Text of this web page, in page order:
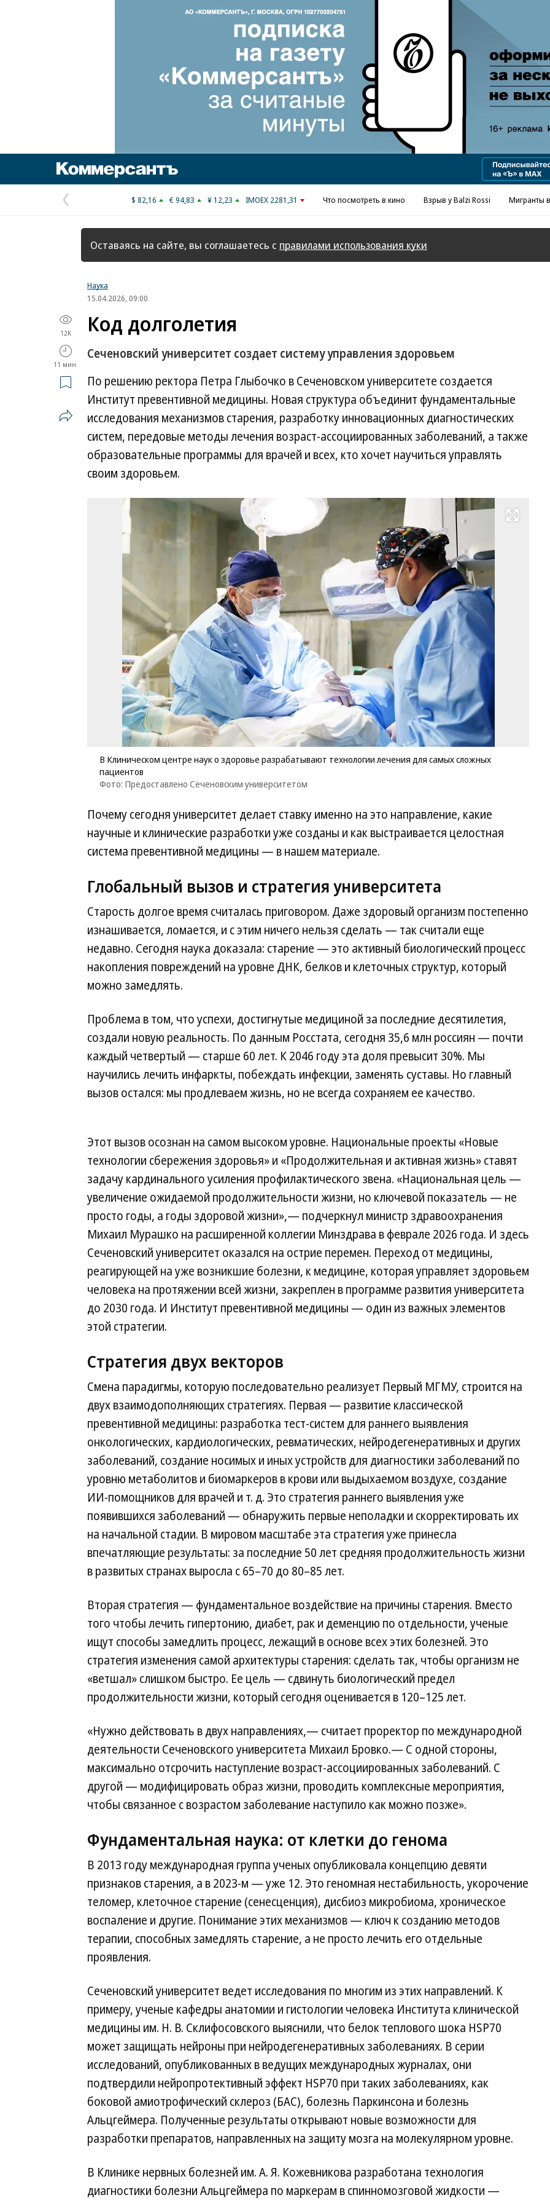
Реклама в «Ъ» www.kommersant.ru/ad
Предыдущая
страница
$ 82,16 € 94,83 ¥ 12,23 IMOEX 2281,31 Что посмотреть в кино Взрыв у Balzi Rossi Мигранты
Оставаясь на сайте, вы соглашаетесь с правилами использования куки
Наука
15.04.2026, 09:00
12K
11 мин.
Код долголетия
Сеченовский университет создает систему управления здоровьем
По решению ректора Петра Глыбочко в Сеченовском университете создается
Институт превентивной медицины. Новая структура объединит фундаментальные
исследования механизмов старения, разработку инновационных диагностических
систем, передовые методы лечения возраст-ассоциированных заболеваний, а также
образовательные программы для врачей и всех, кто хочет научиться управлять
своим здоровьем.
Развернуть на весь экран
В Клиническом центре наук о здоровье разрабатывают технологии лечения для самых сложных
пациентов
Фото: Предоставлено Сеченовским университетом
Почему сегодня университет делает ставку именно на это направление, какие
научные и клинические разработки уже созданы и как выстраивается целостная
система превентивной медицины — в нашем материале.
Глобальный вызов и стратегия университета
Старость долгое время считалась приговором. Даже здоровый организм постепенно
изнашивается, ломается, и с этим ничего нельзя сделать — так считали еще
недавно. Сегодня наука доказала: старение — это активный биологический процесс
накопления повреждений на уровне ДНК, белков и клеточных структур, который
можно замедлять.
Проблема в том, что успехи, достигнутые медициной за последние десятилетия,
создали новую реальность. По данным Росстата, сегодня 35,6 млн россиян — почти
каждый четвертый — старше 60 лет. К 2046 году эта доля превысит 30%. Мы
научились лечить инфаркты, побеждать инфекции, заменять суставы. Но главный
вызов остался: мы продлеваем жизнь, но не всегда сохраняем ее качество.
Этот вызов осознан на самом высоком уровне. Национальные проекты «Новые
технологии сбережения здоровья» и «Продолжительная и активная жизнь» ставят
задачу кардинального усиления профилактического звена. «Национальная цель —
увеличение ожидаемой продолжительности жизни, но ключевой показатель — не
просто годы, а годы здоровой жизни»,— подчеркнул министр здравоохранения
Михаил Мурашко на расширенной коллегии Минздрава в феврале 2026 года. И здесь
Сеченовский университет оказался на острие перемен. Переход от медицины,
реагирующей на уже возникшие болезни, к медицине, которая управляет здоровьем
человека на протяжении всей жизни, закреплен в программе развития университета
до 2030 года. И Институт превентивной медицины — один из важных элементов
этой стратегии.
Стратегия двух векторов
Смена парадигмы, которую последовательно реализует Первый МГМУ, строится на
двух взаимодополняющих стратегиях. Первая — развитие классической
превентивной медицины: разработка тест-систем для раннего выявления
онкологических, кардиологических, ревматических, нейродегенеративных и других
заболеваний, создание носимых и иных устройств для диагностики заболеваний по
уровню метаболитов и биомаркеров в крови или выдыхаемом воздухе, создание
ИИ-помощников для врачей и т. д. Это стратегия раннего выявления уже
появившихся заболеваний — обнаружить первые неполадки и скорректировать их
на начальной стадии. В мировом масштабе эта стратегия уже принесла
впечатляющие результаты: за последние 50 лет средняя продолжительность жизни
в развитых странах выросла с 65–70 до 80–85 лет.
Вторая стратегия — фундаментальное воздействие на причины старения. Вместо
того чтобы лечить гипертонию, диабет, рак и деменцию по отдельности, ученые
ищут способы замедлить процесс, лежащий в основе всех этих болезней. Это
стратегия изменения самой архитектуры старения: сделать так, чтобы организм не
«ветшал» слишком быстро. Ее цель — сдвинуть биологический предел
продолжительности жизни, который сегодня оценивается в 120–125 лет.
«Нужно действовать в двух направлениях,— считает проректор по международной
деятельности Сеченовского университета Михаил Бровко.— С одной стороны,
максимально отсрочить наступление возраст-ассоциированных заболеваний. С
другой — модифицировать образ жизни, проводить комплексные мероприятия,
чтобы связанное с возрастом заболевание наступило как можно позже».
Фундаментальная наука: от клетки до генома
В 2013 году международная группа ученых опубликовала концепцию девяти
признаков старения, а в 2023-м — уже 12. Это геномная нестабильность, укорочение
теломер, клеточное старение (сенесценция), дисбиоз микробиома, хроническое
воспаление и другие. Понимание этих механизмов — ключ к созданию методов
терапии, способных замедлять старение, а не просто лечить его отдельные
проявления.
Сеченовский университет ведет исследования по многим из этих направлений. К
примеру, ученые кафедры анатомии и гистологии человека Института клинической
медицины им. Н. В. Склифосовского выяснили, что белок теплового шока HSP70
может защищать нейроны при нейродегенеративных заболеваниях. В серии
исследований, опубликованных в ведущих международных журналах, они
подтвердили нейропротективный эффект HSP70 при таких заболеваниях, как
боковой амиотрофический склероз (БАС), болезнь Паркинсона и болезнь
Альцгеймера. Полученные результаты открывают новые возможности для
разработки препаратов, направленных на защиту мозга на молекулярном уровне.
В Клинике нервных болезней им. А. Я. Кожевникова разработана технология
диагностики болезни Альцгеймера по маркерам в спинномозговой жидкости —